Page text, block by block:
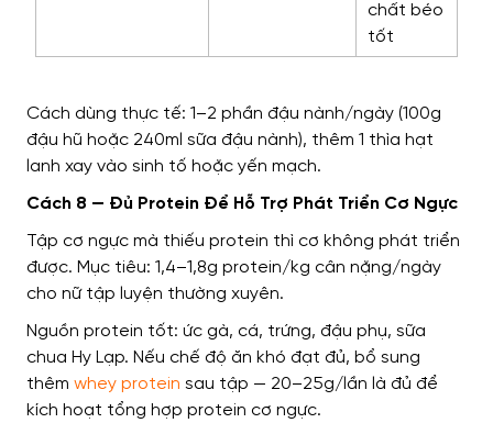
chất béo
tốt
Cách dùng thực tế: 1–2 phần đậu nành/ngày (100g
đậu hũ hoặc 240ml sữa đậu nành), thêm 1 thìa hạt
lanh xay vào sinh tố hoặc yến mạch.
Cách 8 — Đủ Protein Để Hỗ Trợ Phát Triển Cơ Ngực
Tập cơ ngực mà thiếu protein thì cơ không phát triển
được. Mục tiêu: 1,4–1,8g protein/kg cân nặng/ngày
cho nữ tập luyện thường xuyên.
Nguồn protein tốt: ức gà, cá, trứng, đậu phụ, sữa
chua Hy Lạp. Nếu chế độ ăn khó đạt đủ, bổ sung
thêm whey protein sau tập — 20–25g/lần là đủ để
kích hoạt tổng hợp protein cơ ngực.